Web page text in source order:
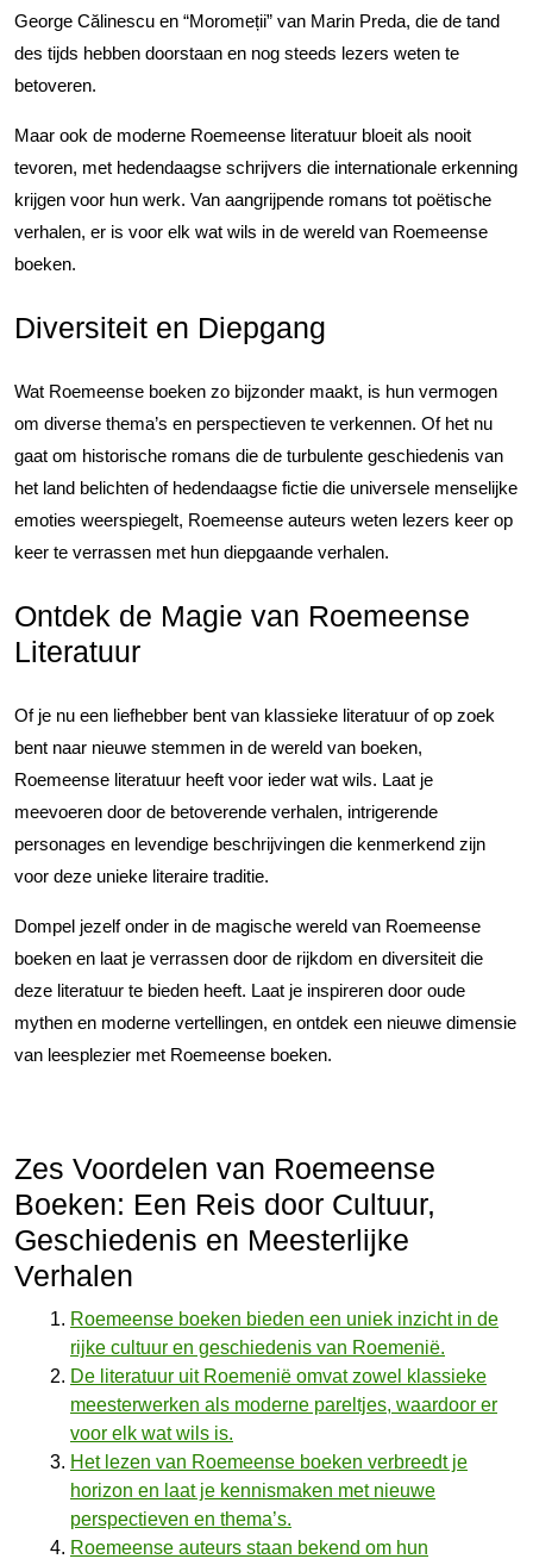
George Călinescu en “Moromeții” van Marin Preda, die de tand
des tijds hebben doorstaan en nog steeds lezers weten te
betoveren.
Maar ook de moderne Roemeense literatuur bloeit als nooit
tevoren, met hedendaagse schrijvers die internationale erkenning
krijgen voor hun werk. Van aangrijpende romans tot poëtische
verhalen, er is voor elk wat wils in de wereld van Roemeense
boeken.
Diversiteit en Diepgang
Wat Roemeense boeken zo bijzonder maakt, is hun vermogen
om diverse thema’s en perspectieven te verkennen. Of het nu
gaat om historische romans die de turbulente geschiedenis van
het land belichten of hedendaagse fictie die universele menselijke
emoties weerspiegelt, Roemeense auteurs weten lezers keer op
keer te verrassen met hun diepgaande verhalen.
Ontdek de Magie van Roemeense
Literatuur
Of je nu een liefhebber bent van klassieke literatuur of op zoek
bent naar nieuwe stemmen in de wereld van boeken,
Roemeense literatuur heeft voor ieder wat wils. Laat je
meevoeren door de betoverende verhalen, intrigerende
personages en levendige beschrijvingen die kenmerkend zijn
voor deze unieke literaire traditie.
Dompel jezelf onder in de magische wereld van Roemeense
boeken en laat je verrassen door de rijkdom en diversiteit die
deze literatuur te bieden heeft. Laat je inspireren door oude
mythen en moderne vertellingen, en ontdek een nieuwe dimensie
van leesplezier met Roemeense boeken.
Zes Voordelen van Roemeense
Boeken: Een Reis door Cultuur,
Geschiedenis en Meesterlijke
Verhalen
Roemeense boeken bieden een uniek inzicht in de
rijke cultuur en geschiedenis van Roemenië.
De literatuur uit Roemenië omvat zowel klassieke
meesterwerken als moderne pareltjes, waardoor er
voor elk wat wils is.
Het lezen van Roemeense boeken verbreedt je
horizon en laat je kennismaken met nieuwe
perspectieven en thema’s.
Roemeense auteurs staan bekend om hun